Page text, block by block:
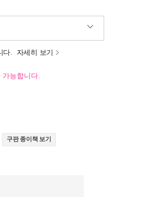
다. 자세히 보기
능합니다.
구판 종이책 보기